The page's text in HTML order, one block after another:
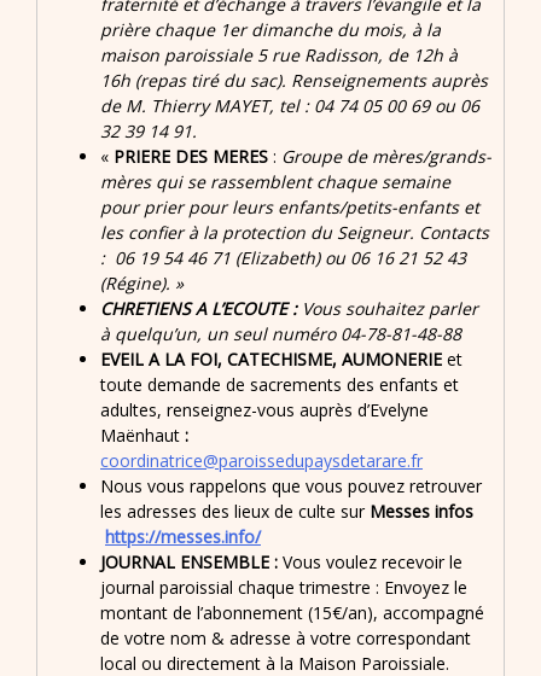
prière chaque 1er dimanche du mois, à la
maison paroissiale 5 rue Radisson, de 12h à
16h (repas tiré du sac). Renseignements auprès
de M. Thierry MAYET, tel : 04 74 05 00 69 ou 06
32 39 14 91.
« PRIERE DES MERES : Groupe de mères/grands-
mères qui se rassemblent chaque semaine
pour prier pour leurs enfants/petits-enfants et
les confier à la protection du Seigneur. Contacts
: 06 19 54 46 71 (Elizabeth) ou 06 16 21 52 43
(Régine). »
CHRETIENS A L’ECOUTE : Vous souhaitez parler
à quelqu’un, un seul numéro 04-78-81-48-88
EVEIL A LA FOI, CATECHISME, AUMONERIE et
toute demande de sacrements des enfants et
adultes, renseignez-vous auprès d’Evelyne
Maënhaut :
coordinatrice@paroissedupaysdetarare.fr
Nous vous rappelons que vous pouvez retrouver
les adresses des lieux de culte sur Messes infos
https://messes.info/
JOURNAL ENSEMBLE : Vous voulez recevoir le
journal paroissial chaque trimestre : Envoyez le
montant de l’abonnement (15€/an), accompagné
de votre nom & adresse à votre correspondant
local ou directement à la Maison Paroissiale.